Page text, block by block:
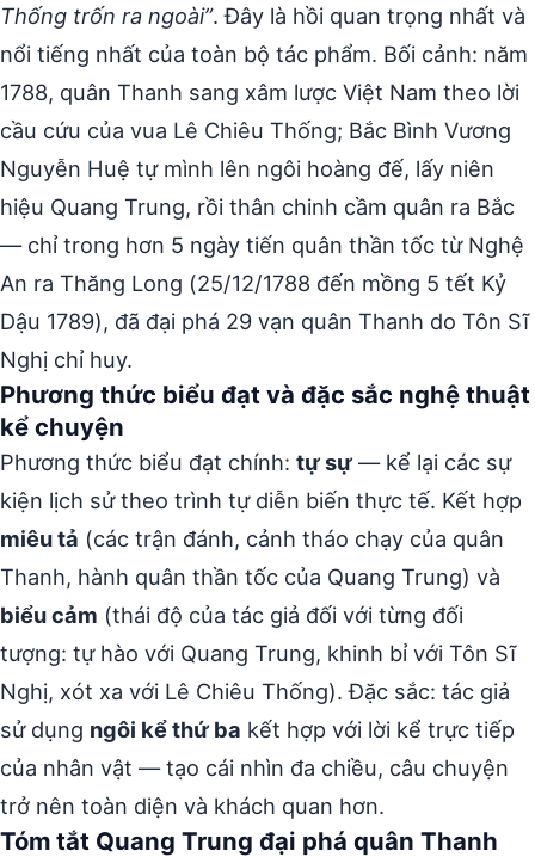
Thống trốn ra ngoài”. Đây là hồi quan trọng nhất và
nổi tiếng nhất của toàn bộ tác phẩm. Bối cảnh: năm
1788, quân Thanh sang xâm lược Việt Nam theo lời
cầu cứu của vua Lê Chiêu Thống; Bắc Bình Vương
Nguyễn Huệ tự mình lên ngôi hoàng đế, lấy niên
hiệu Quang Trung, rồi thân chinh cầm quân ra Bắc
— chỉ trong hơn 5 ngày tiến quân thần tốc từ Nghệ
An ra Thăng Long (25/12/1788 đến mồng 5 tết Kỷ
Dậu 1789), đã đại phá 29 vạn quân Thanh do Tôn Sĩ
Nghị chỉ huy.
Phương thức biểu đạt và đặc sắc nghệ thuật
kể chuyện
Phương thức biểu đạt chính: tự sự — kể lại các sự
kiện lịch sử theo trình tự diễn biến thực tế. Kết hợp
miêu tả (các trận đánh, cảnh tháo chạy của quân
Thanh, hành quân thần tốc của Quang Trung) và
biểu cảm (thái độ của tác giả đối với từng đối
tượng: tự hào với Quang Trung, khinh bỉ với Tôn Sĩ
Nghị, xót xa với Lê Chiêu Thống). Đặc sắc: tác giả
sử dụng ngôi kể thứ ba kết hợp với lời kể trực tiếp
của nhân vật — tạo cái nhìn đa chiều, câu chuyện
trở nên toàn diện và khách quan hơn.
Tóm tắt Quang Trung đại phá quân Thanh